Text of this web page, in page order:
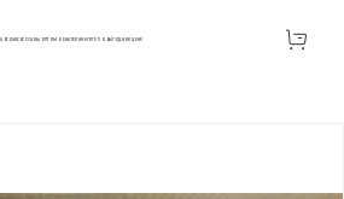
АВТОАКСЕССУАРЫ ОПТОМ В ЕКАТЕРИНБУРГЕ ПО ВЫГОДНОЙ ЦЕНЕ